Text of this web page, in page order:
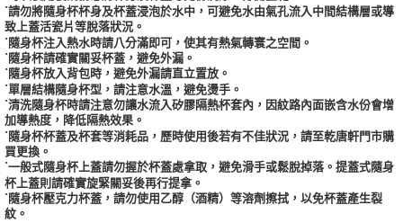
˙請勿將隨身杯杯身及杯蓋浸泡於水中，可避免水由氣孔流入中間結構層或導
致上蓋活瓷片等脫落狀況。
˙隨身杯注入熱水時請八分滿即可，使其有熱氣轉寰之空間。
˙隨身杯請確實關妥杯蓋，避免外漏。
˙隨身杯放入背包時，避免外漏請直立置放。
˙單層結構隨身杯型，請注意水溫，避免燙手。
˙清洗隨身杯時請注意勿讓水流入矽膠隔熱杯套內，因紋路內面嵌含水份會增
加導熱度，降低隔熱效果。
˙隨身杯杯蓋及杯套等消耗品，歷時使用後若有不佳狀況，請至乾唐軒門市購
買更換。
˙一般式隨身杯上蓋請勿握於杯蓋處拿取，避免滑手或鬆脫掉落。提蓋式隨身
杯上蓋則請確實旋緊關妥後再行提拿。
˙隨身杯壓克力杯蓋，請勿使用乙醇（酒精）等溶劑擦拭，以免杯蓋產生裂
紋。